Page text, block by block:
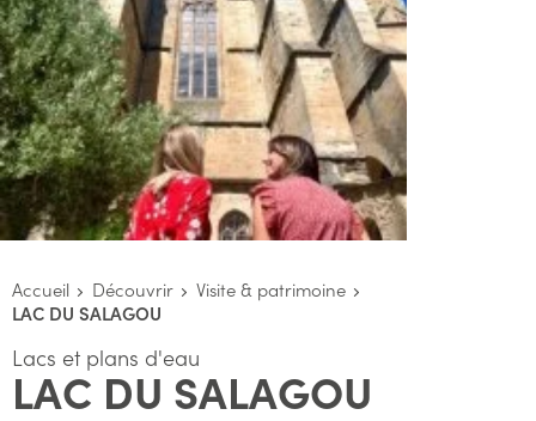
Accueil Découvrir
Visite & patrimoine
LAC DU SALAGOU
Lacs et plans d'eau
LAC DU SALAGOU